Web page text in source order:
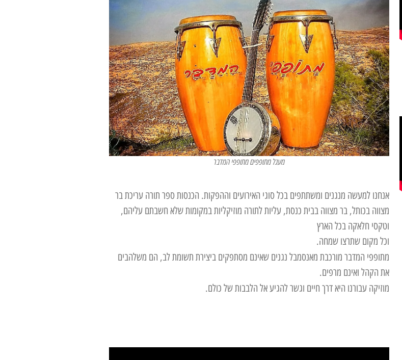
מעגל מתופפים מתופפי המדבר
אנחנו למעשה מנגנים ומשתתפים בכל סוגי האירועים וההפקות. הכנסות ספר תורה עריכת בר
מצווה בכותל, בר מצווה בבית כנסת, עליות לתורה מוזיקליות במקומות שלא חשבתם עליהם,
וטקסי חלאקה בכל הארץ
וכל מקום שתרצו שמחה.
מתופפי המדבר מורכבת מאנסמבל נגנים שאינם מסתפקים ביצירת תשומת לב, הם משלהבים
את הקהל ואינם מרפים.
מוזיקה עבורנו היא דרך חיים וגשר להגיע אל הלבבות של כולם.